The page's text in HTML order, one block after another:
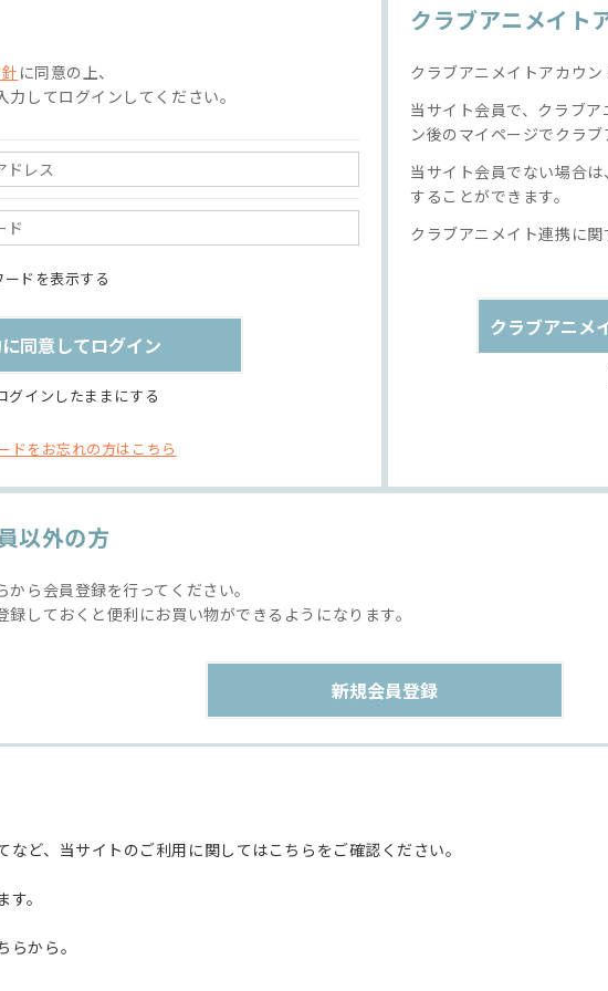
に同意の上、
してログインしてください。
ードを表示する
グインしたままにする
ドをお忘れの方はこちら
クラブアニメイト
クラブアニメイトアカウン
当サイト会員で、クラブ
ン後のマイページでクラ
当サイト会員でない場合
することができます。
クラブアニメイト連携に
クラブアニメ
以外の方
ら会員登録を行ってください。
しておくと便利にお買い物ができるようになります。
ど、当サイトのご利用に関してはこちらをご確認ください。
。
から。